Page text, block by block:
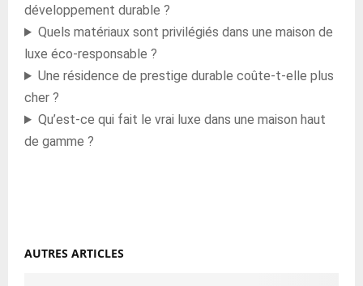
développement durable ?
Quels matériaux sont privilégiés dans une maison de
luxe éco-responsable ?
Une résidence de prestige durable coûte-t-elle plus
cher ?
Qu’est-ce qui fait le vrai luxe dans une maison haut
de gamme ?
AUTRES ARTICLES